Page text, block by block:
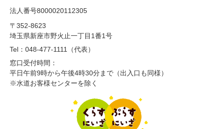
法人番号8000020112305
〒352-8623
埼玉県新座市野火止一丁目1番1号
Tel：048-477-1111（代表）
窓口受付時間：
平日午前9時から午後4時30分まで（出入口も同様）
※水道お客様センターを除く